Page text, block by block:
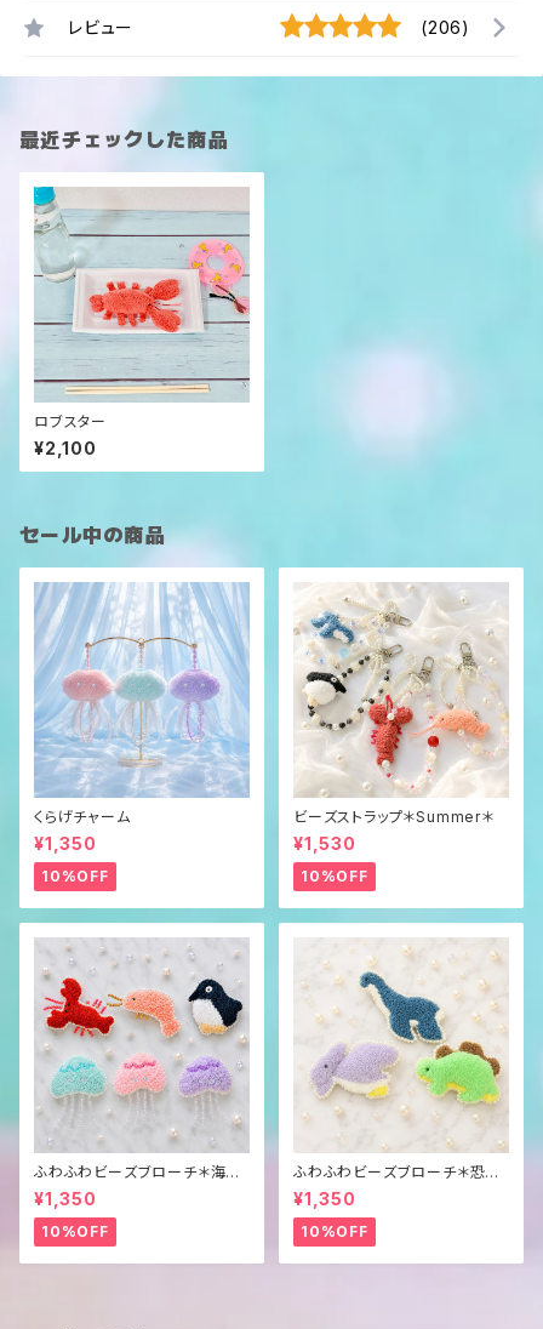
レビュー (206)
最近チェックした商品
ロブスター
¥2,100
セール中の商品
くらげチャーム
¥1,350
10%OFF
ビーズストラップ＊Summer＊
¥1,530
10%OFF
ふわふわビーズブローチ＊海の
生き物＊
¥1,350
10%OFF
ふわふわビーズブローチ＊恐
竜？＊
¥1,350
10%OFF